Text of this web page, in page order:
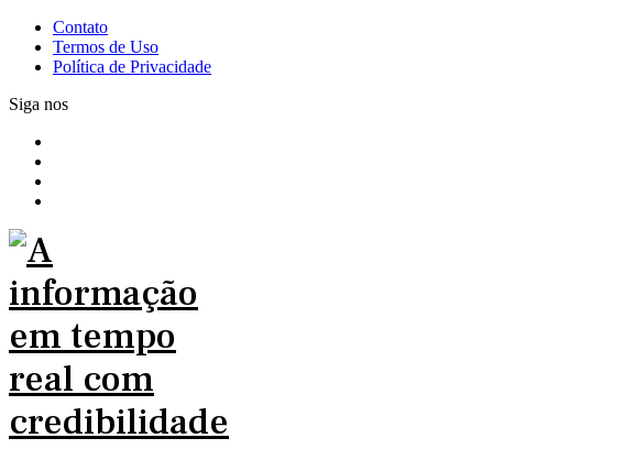
Contato
Termos de Uso
Política de Privacidade
Siga nos